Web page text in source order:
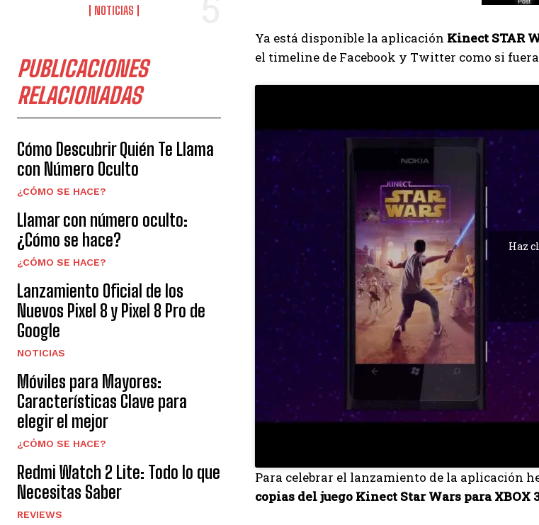
NOTICIAS
PUBLICACIONES
RELACIONADAS
Cómo Descubrir Quién Te Llama
con Número Oculto
¿CÓMO SE HACE?
Llamar con número oculto:
¿Cómo se hace?
¿CÓMO SE HACE?
Lanzamiento Oficial de los
Nuevos Pixel 8 y Pixel 8 Pro de
Google
NOTICIAS
Móviles para Mayores:
Características Clave para
elegir el mejor
¿CÓMO SE HACE?
Redmi Watch 2 Lite: Todo lo que
Necesitas Saber
REVIEWS
Ya está disponible la aplicación Kinect STAR
el timeline de Facebook y Twitter como si
Haz
Para celebrar el lanzamiento de la aplicación
copias del juego Kinect Star Wars para XBOX